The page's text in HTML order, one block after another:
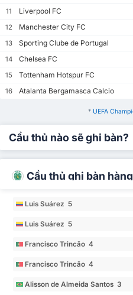
11
Liverpool FC
12
Manchester City FC
13
Sporting Clube de Portugal
14
Chelsea FC
15
Tottenham Hotspur FC
16
Atalanta Bergamasca Calcio
* UEFA
Cầu thủ nào sẽ ghi bàn?
Cầu thủ ghi bàn
Luis Suárez 5
Luis Suárez 5
Francisco Trincão 4
Francisco Trincão 4
Alisson de Almeida Santos 3